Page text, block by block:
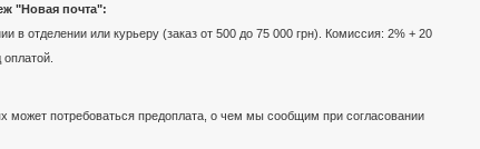
"Новая почта":
в отделении или курьеру (заказ от 500 до 75 000 грн). Комиссия: 2% + 20
может потребоваться предоплата, о чем мы сообщим при согласовании